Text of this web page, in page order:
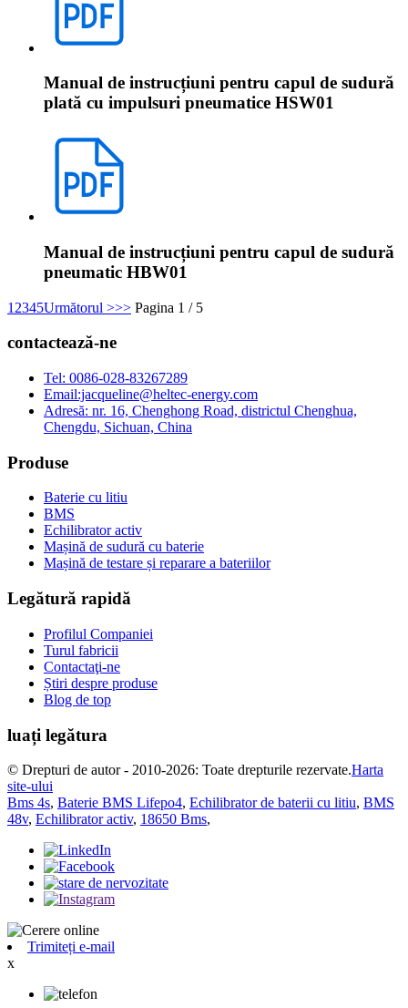
Manual de instrucțiuni pentru capul de sudură
plată cu impulsuri pneumatice HSW01
Manual de instrucțiuni pentru capul de sudură
pneumatic HBW01
1 2345Următorul >>> Pagina 1 / 5
contactează-ne
Tel: 0086-028-83267289
Email:jacqueline@heltec-energy.com
Adresă: nr. 16, Chenghong Road, districtul Chenghua,
Chengdu, Sichuan, China
Produse
Baterie cu litiu
BMS
Echilibrator activ
Mașină de sudură cu baterie
Mașină de testare și reparare a bateriilor
Legătură rapidă
Profilul Companiei
Turul fabricii
Contactaţi-ne
Știri despre produse
Blog de top
luați legătura
© Drepturi de autor - 2010-2026: Toate drepturile rezervate.Harta
site-ului
Bms 4s, Baterie BMS Lifepo4, Echilibrator de baterii cu litiu, BMS
48v, Echilibrator activ, 18650 Bms,
Trimiteți e-mail
x